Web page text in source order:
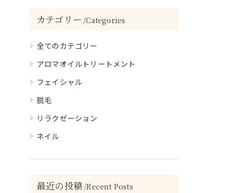
カテゴリー Categories
全てのカテゴリー
アロマオイルトリートメント
フェイシャル
脱毛
リラクゼーション
ネイル
最近の投稿 Recent Posts